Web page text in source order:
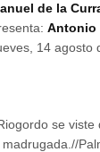
de la
Antonio
14 agosto
se viste
madrugada.//